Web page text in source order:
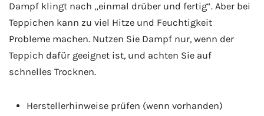
Dampf klingt nach „einmal drüber und fertig“. Aber bei
Teppichen kann zu viel Hitze und Feuchtigkeit
Probleme machen. Nutzen Sie Dampf nur, wenn der
Teppich dafür geeignet ist, und achten Sie auf
schnelles Trocknen.
Herstellerhinweise prüfen (wenn vorhanden)